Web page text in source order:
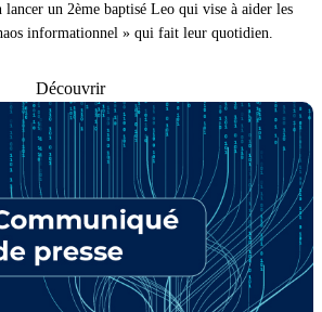
lancer un 2ème baptisé Leo qui vise à aider les
informationnel » qui fait leur quotidien.
Découvrir